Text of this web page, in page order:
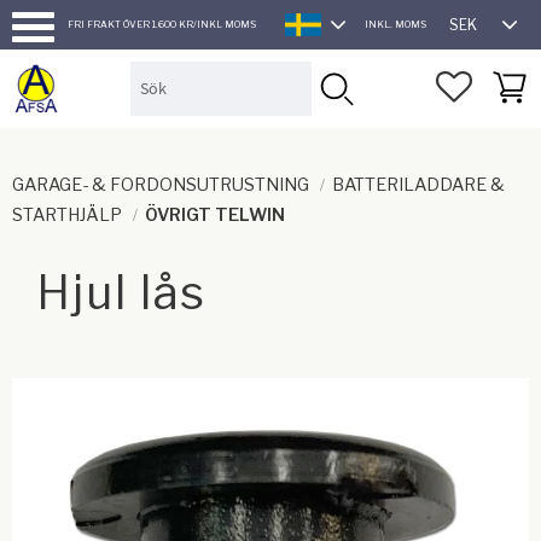
Meny
FRI FRAKT ÖVER 1.600 KR/INKL MOMS
SVENSKA
INKL. MOMS SEK
GARAGE- & FORDONSUTRUSTNING
BATTERILADDARE &
STARTHJÄLP
ÖVRIGT TELWIN
Hjul lås